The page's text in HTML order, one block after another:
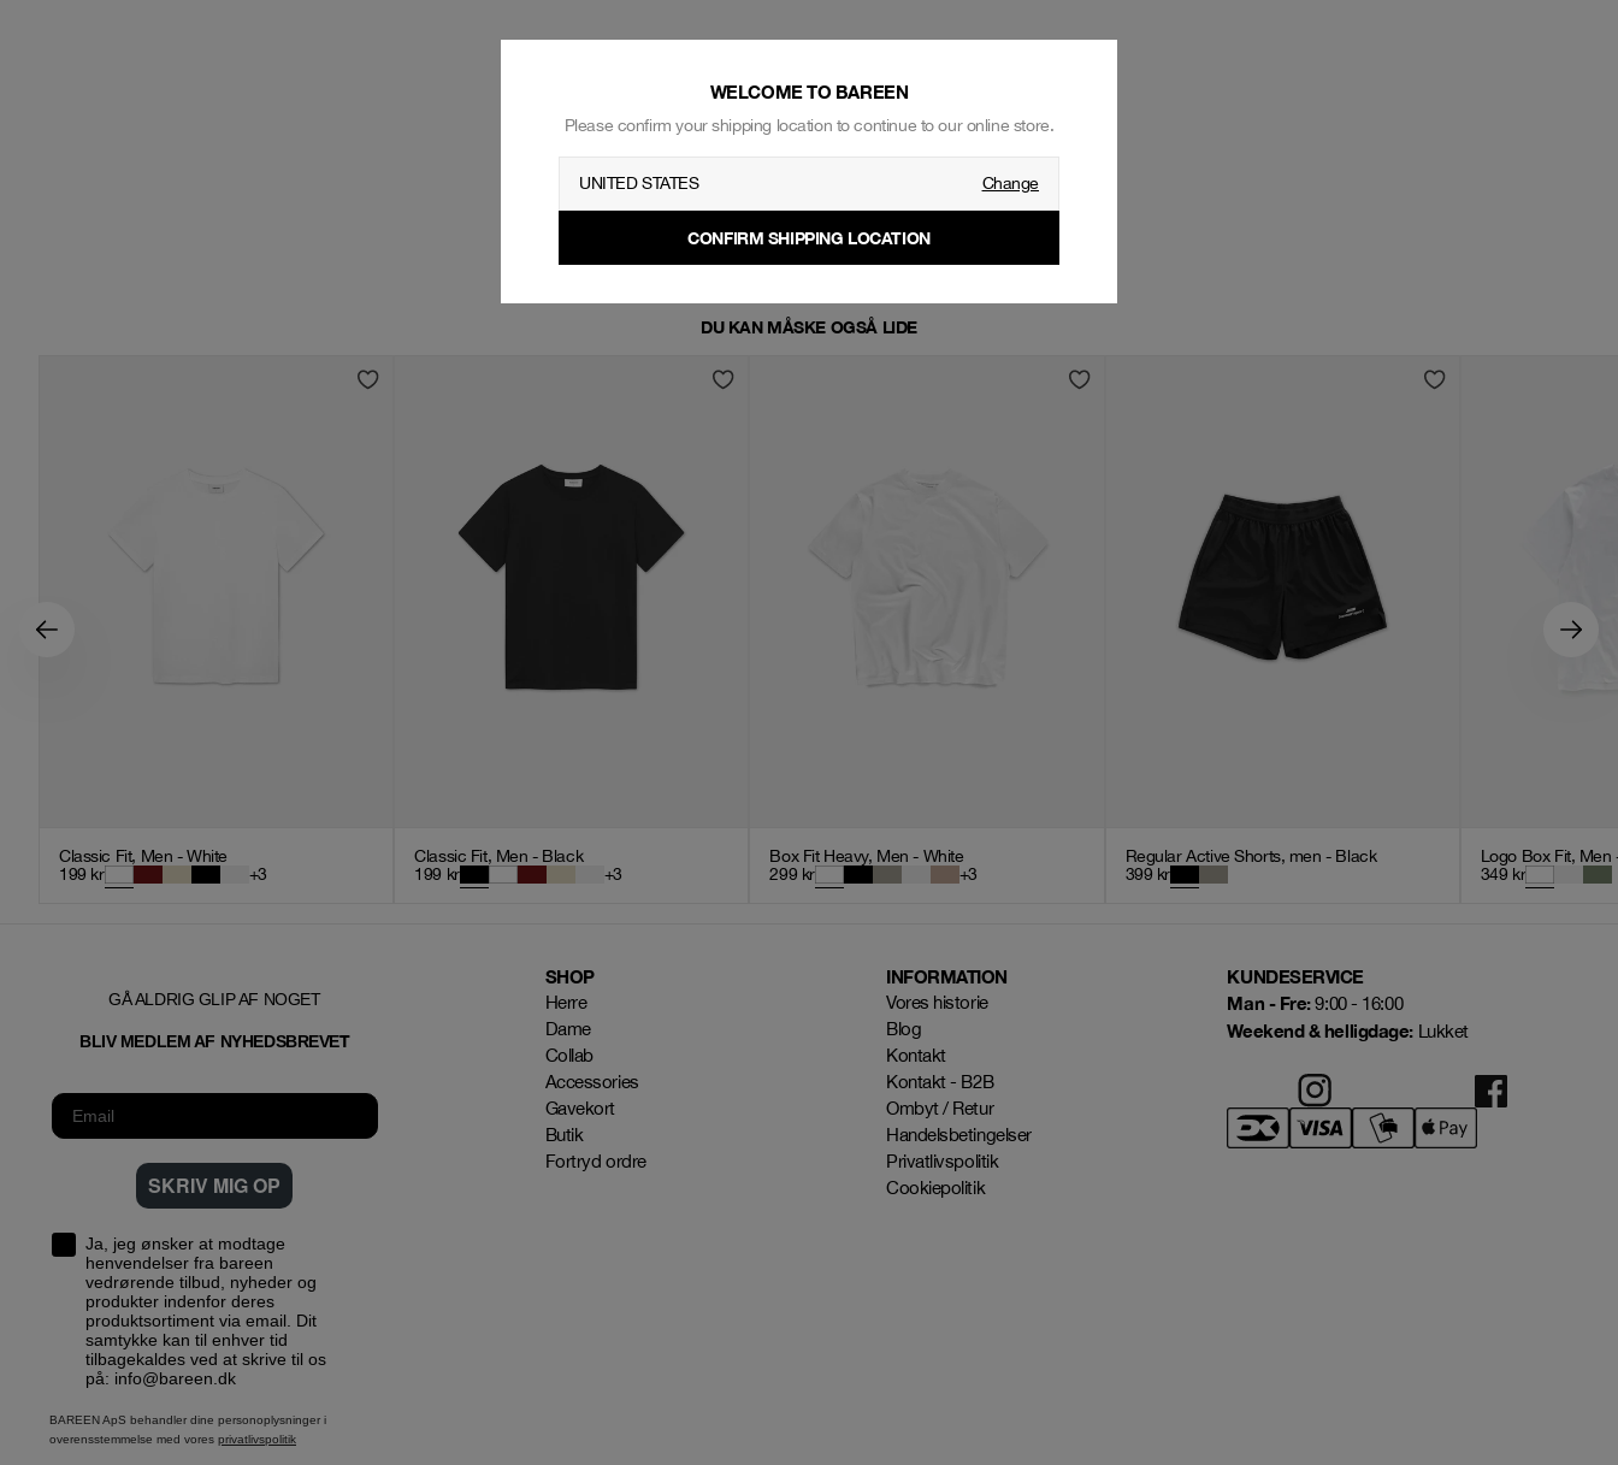
DU KAN MÅSKE OGSÅ LIDE
Classic Fit, Men - White
199 kr +3
Classic Fit, Men - Black
199 kr +3
Box Fit Heavy, Men - White
299 kr +3
Regular Active Shorts, men - Black
399 kr
Logo Box Fit, Men
349 kr
GÅ ALDRIG GLIP AF NOGET
BLIV MEDLEM AF NYHEDSBREVET
SKRIV MIG OP
Ja, jeg ønsker at modtage
henvendelser fra bareen
vedrørende tilbud, nyheder og
produkter indenfor deres
produktsortiment via email. Dit
samtykke kan til enhver tid
tilbagekaldes ved at skrive til os
på: info@bareen.dk
BAREEN ApS behandler dine personoplysninger i
overensstemmelse med vores privatlivspolitik
SHOP
Herre
Dame
Collab
Accessories
Gavekort
Butik
Fortryd ordre
INFORMATION
Vores historie
Blog
Kontakt
Kontakt - B2B
Ombyt / Retur
Handelsbetingelser
Privatlivspolitik
Cookiepolitik
KUNDESERVICE
Man - Fre:9:00 - 16:00
Weekend & helligdage:Lukket
WELCOME TO BAREEN
Please confirm your shipping location to continue to our online store.
UNITED STATES Change
CONFIRM SHIPPING LOCATION